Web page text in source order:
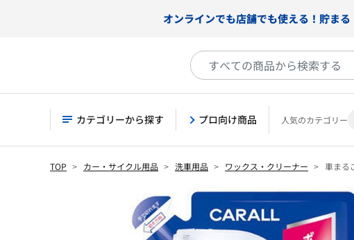
オンラインでも店舗でも使える！貯まる
カテゴリーから探す プロ向け商品 人気のカテゴリー
TOP カー・サイクル用品 洗車用品 ワックス・クリーナー 車まる